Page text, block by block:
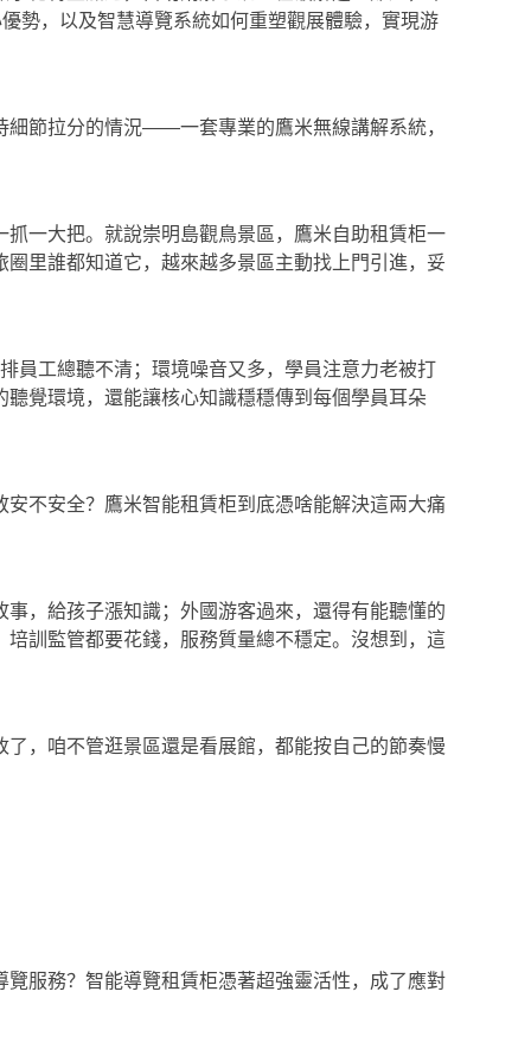
勢，以及智慧導覽系統如何重塑觀展體驗，實現游
細節拉分的情況——一套專業的鷹米無線講解系統，
一大把。就說崇明島觀鳥景區，鷹米自助租賃柜一
里誰都知道它，越來越多景區主動找上門引進，妥
員工總聽不清；環境噪音又多，學員注意力老被打
覺環境，還能讓核心知識穩穩傳到每個學員耳朵
不安全？鷹米智能租賃柜到底憑啥能解決這兩大痛
，給孩子漲知識；外國游客過來，還得有能聽懂的
訓監管都要花錢，服務質量總不穩定。沒想到，這
，咱不管逛景區還是看展館，都能按自己的節奏慢
服務？智能導覽租賃柜憑著超強靈活性，成了應對